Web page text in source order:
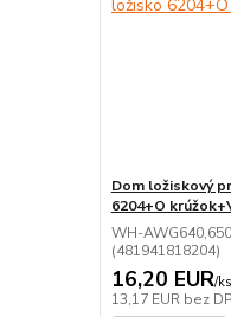
Dom ložiskový
6204+O
WH-
(481941818204)
16,20 EUR/ks
13,17 EUR bez